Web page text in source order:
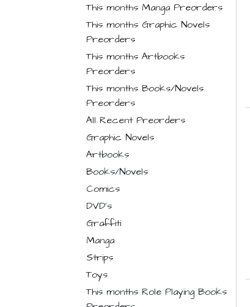
This months Manga Preorders
This months Graphic Novels
Preorders
This months Artbooks
Preorders
This months Books/Novels
Preorders
All Recent Preorders
Graphic Novels
Artbooks
Books/Novels
Comics
DVD's
Graffiti
Manga
Strips
Toys
This months Role Playing Books